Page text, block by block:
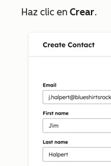
Haz clic en Crear.